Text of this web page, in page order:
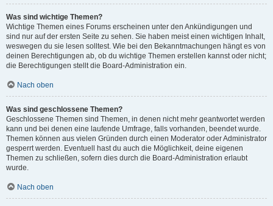
Was sind wichtige Themen?
Wichtige Themen eines Forums erscheinen unter den Ankündigungen und
sind nur auf der ersten Seite zu sehen. Sie haben meist einen wichtigen Inhalt,
weswegen du sie lesen solltest. Wie bei den Bekanntmachungen hängt es von
deinen Berechtigungen ab, ob du wichtige Themen erstellen kannst oder nicht;
die Berechtigungen stellt die Board-Administration ein.
Nach oben
Was sind geschlossene Themen?
Geschlossene Themen sind Themen, in denen nicht mehr geantwortet werden
kann und bei denen eine laufende Umfrage, falls vorhanden, beendet wurde.
Themen können aus vielen Gründen durch einen Moderator oder Administrator
gesperrt werden. Eventuell hast du auch die Möglichkeit, deine eigenen
Themen zu schließen, sofern dies durch die Board-Administration erlaubt
wurde.
Nach oben